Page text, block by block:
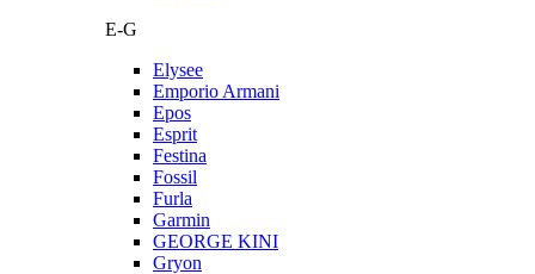
E-G
Elysee
Emporio Armani
Epos
Esprit
Festina
Fossil
Furla
Garmin
GEORGE KINI
Gryon